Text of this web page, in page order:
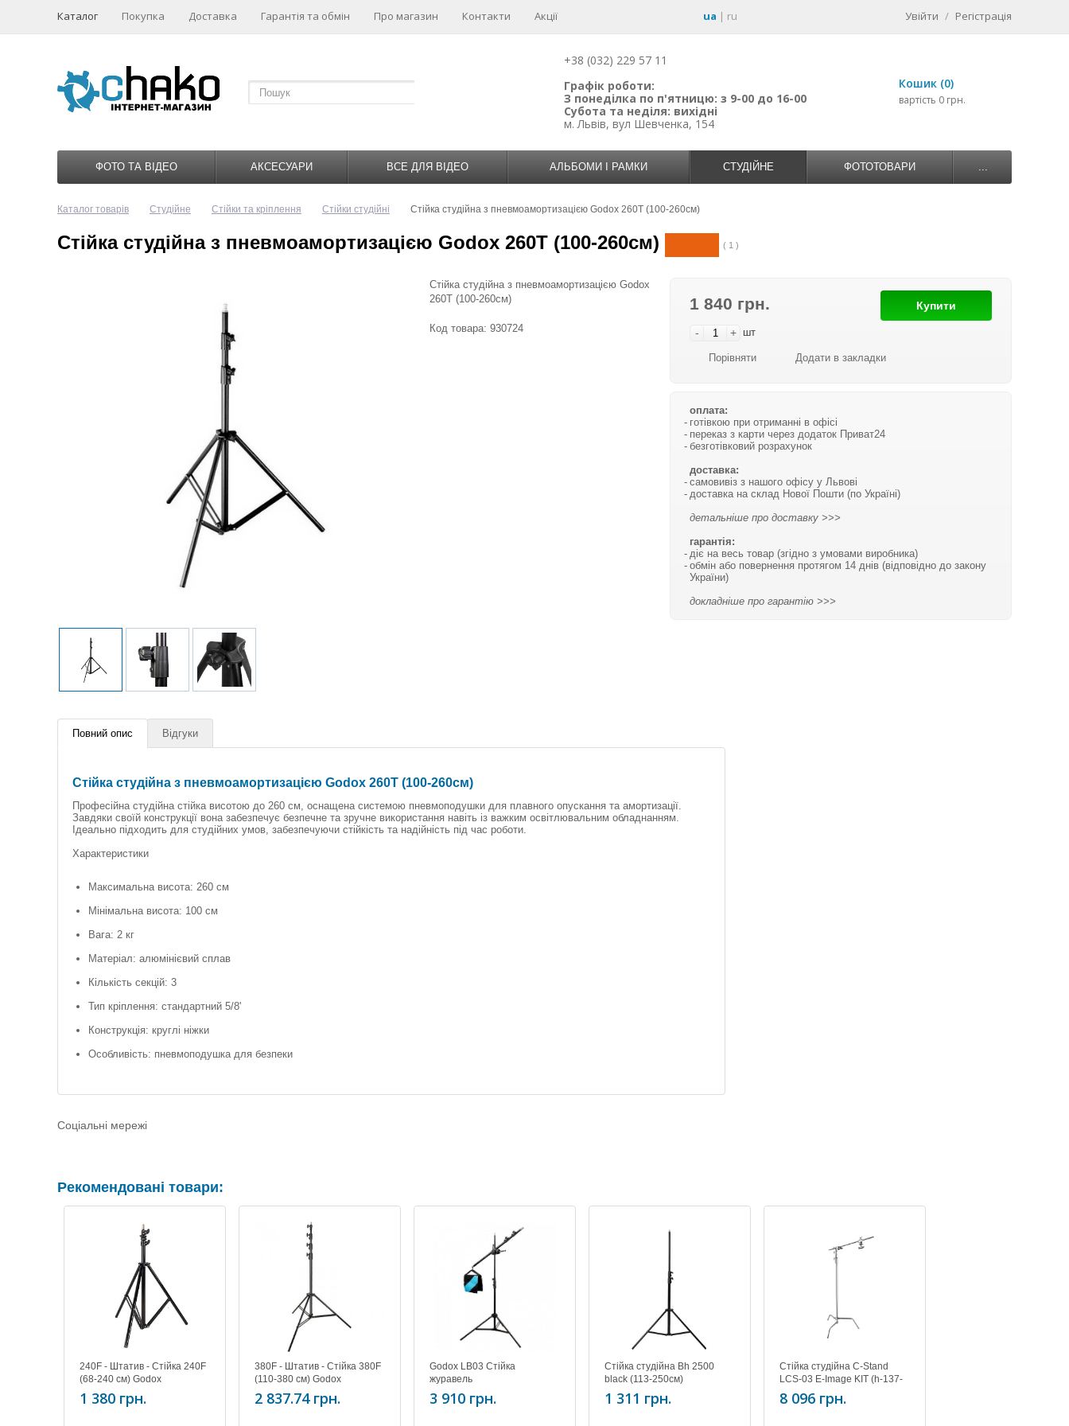
Каталог Покупка Доставка Гарантія та обмін Про магазин Контакти Акції ua | ru Увійти / Регістрація
+38 (032) 229 57 11
Графік роботи:
З понеділка по п'ятницю: з 9-00 до 16-00
Субота та неділя: вихідні
м. Львів, вул Шевченка, 154
Кошик (0)
вартість 0 грн.
ФОТО ТА ВІДЕО АКСЕСУАРИ ВСЕ ДЛЯ ВІДЕО АЛЬБОМИ І РАМКИ СТУДІЙНЕ ФОТОТОВАРИ ...
Каталог товарів Студійне Стійки та кріплення Стійки студійні Cтійка студійна з пневмоамортизацією Godox 260T (100-260см)
Cтійка студійна з пневмоамортизацією Godox 260T (100-260см) ( 1 )
1 840 грн.
- + шт
Купити
Порівняти Додати в закладки
оплата:
готівкою при отриманні в офісі
переказ з карти через додаток Приват24
безготівковий розрахунок
доставка:
самовивіз з нашого офісу у Львові
доставка на склад Нової Пошти (по Україні)
детальніше про доставку >>>
гарантія:
діє на весь товар (згідно з умовами виробника)
обмін або повернення протягом 14 днів (відповідно до закону
України)
докладніше про гарантію >>>
Cтійка студійна з пневмоамортизацією Godox
260T (100-260см)
Код товара: 930724
Повний опис Відгуки
Cтійка студійна з пневмоамортизацією Godox 260T (100-260см)
Професійна студійна стійка висотою до 260 см, оснащена системою пневмоподушки для плавного опускання та амортизації.
Завдяки своїй конструкції вона забезпечує безпечне та зручне використання навіть із важким освітлювальним обладнанням.
Ідеально підходить для студійних умов, забезпечуючи стійкість та надійність під час роботи.
Характеристики
Максимальна висота: 260 см
Мінімальна висота: 100 см
Вага: 2 кг
Матеріал: алюмінієвий сплав
Кількість секцій: 3
Тип кріплення: стандартний 5/8'
Конструкція: круглі ніжки
Особливість: пневмоподушка для безпеки
Соціальні мережі
Рекомендовані товари:
240F - Штатив - Стійка 240F
(68-240 см) Godox
1 380 грн.
380F - Штатив - Стійка 380F
(110-380 см) Godox
2 837.74 грн.
Godox LB03 Стійка
журавель
3 910 грн.
Стійка студійна Bh 2500
black (113-250см)
1 311 грн.
Стійка студійна C-Stand
LCS-03 E-Image KIT (h-137-
289см, w-8,2кг)
8 096 грн.